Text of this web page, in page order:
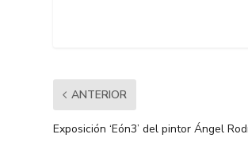
ANTERIOR
Exposición ‘Eón3’ del pintor Ángel